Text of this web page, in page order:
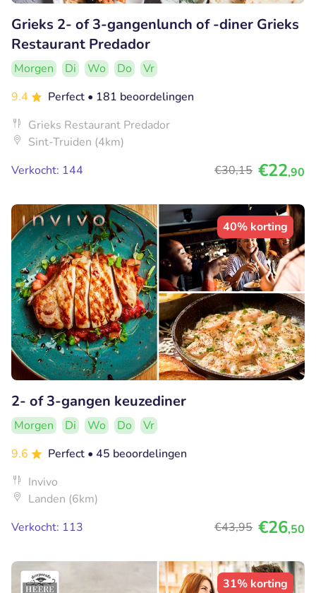
Grieks 2- of 3-gangenlunch of -diner Grieks
Restaurant Predador
Morgen Di Wo Do
Vr
9.4
Perfect • 181 beoordelingen
Grieks Restaurant Predador
Sint-Truiden (4km)
Verkocht: 144
€30,15 €22,90
40% korting
2- of 3-gangen keuzediner
Morgen Di Wo Do
Vr
9.6
Perfect • 45 beoordelingen
Invivo
Landen (6km)
Verkocht: 113
€43,95 €26,50
31% korting